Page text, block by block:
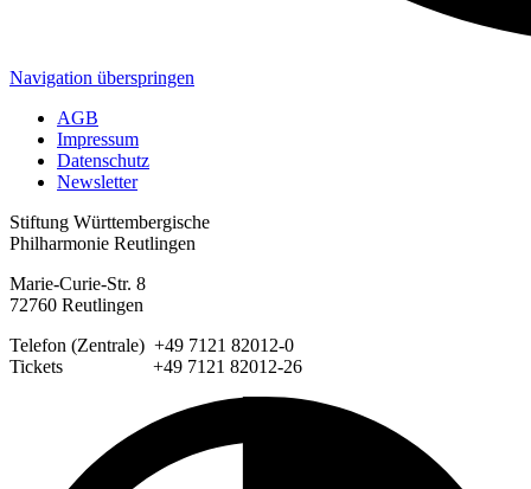
Navigation überspringen
AGB
Impressum
Datenschutz
Newsletter
Stiftung Württembergische
Philharmonie Reutlingen
Marie-Curie-Str. 8
72760 Reutlingen
Telefon (Zentrale) +49 7121 82012-0
Tickets +49 7121 82012-26